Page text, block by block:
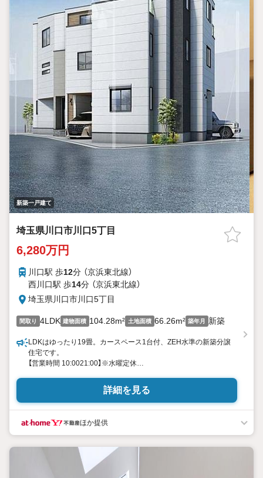
ぜひお気軽にご連絡・ご相談ください！
※限定物件:当社のみ、もしくは当社を含めた数社でのみご紹介可
能なオープンハウス・ディベロップメントの物件
新築一戸建て
埼玉県川口市川口5丁目
6,280万円
川口駅 歩12分 （京浜東北線）
西川口駅 歩14分 （京浜東北線）
埼玉県川口市川口5丁目
間取り 4LDK 建物面積 104.28m² 土地面積 66.26m² 築年月 新築
LDKはゆったり19畳。カースペース1台付、ZEH水準の新築分譲
住宅です。
【営業時間 10:0021:00】※水曜定休
現地を見学される場合は「室内・現地を見学する（無料）」ボタンよ
り
す。
◎現地のご案内について
・平日や夜遅い時間帯もご案内が可能 ※定休日を除く
・経験豊富なスタッフが物件詳細を丁寧にご説明いたします。
詳細を見る
ほか提供